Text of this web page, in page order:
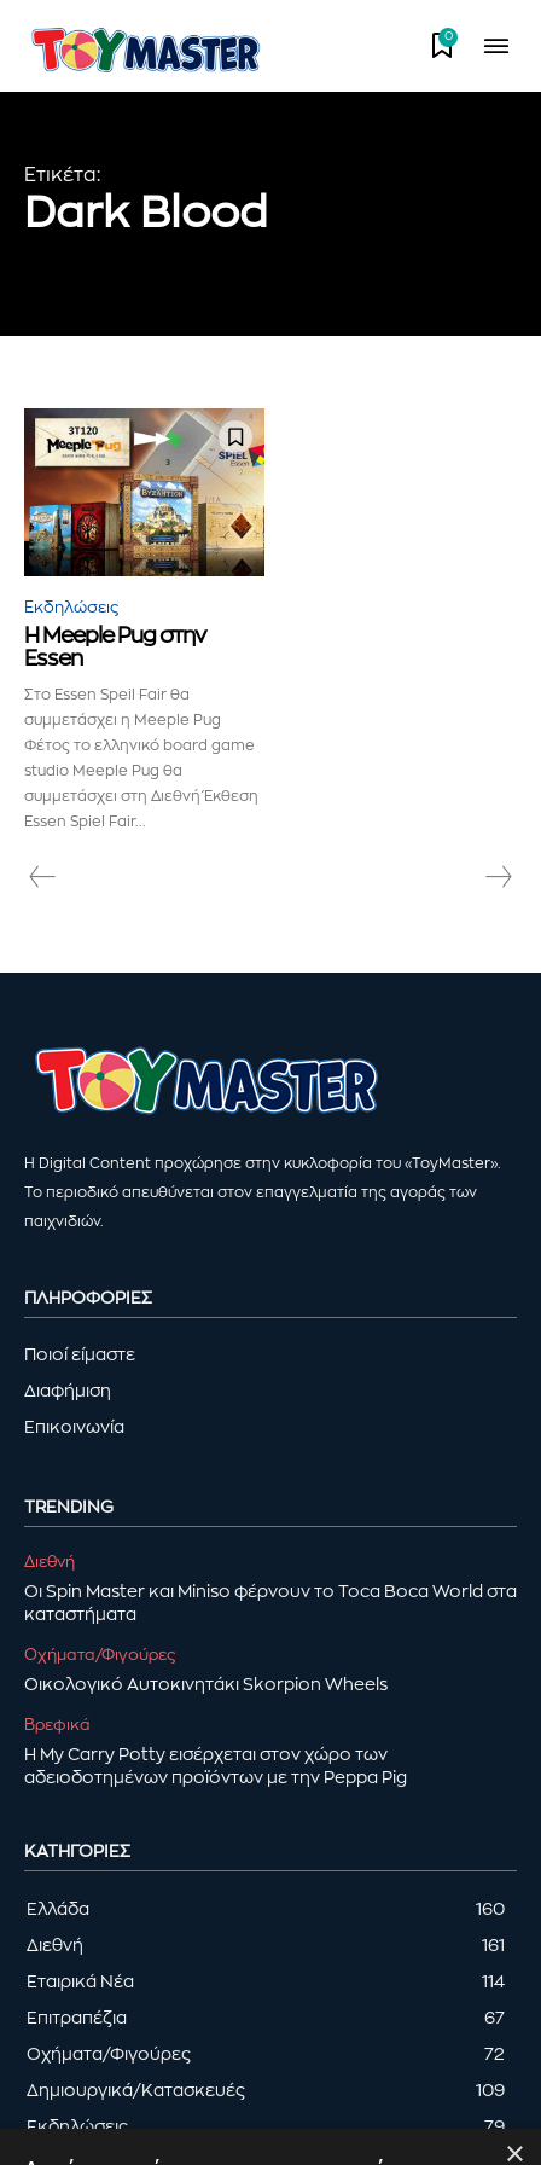
προϊόντα και τις εξελίξεις της
αγοράς.
Για να εγγραφείτε, απλώς εισάγετε τη διεύθυνση email σας
στον ιστότοπό μας ή κάντε κλικ στο κουμπί εγγραφής
παρακάτω. Μην ανησυχείτε, σεβόμαστε την ιδιωτικότητά σας
και δεν θα σας στείλουμε ανεπιθύμητα μηνύματα. Οι
πληροφορίες σας είναι ασφαλείς μαζί μας.
Διάβασα και αποδέχομαι την
0
Ετικέτα:
Dark Blood
Εκδηλώσεις
Η Meeple Pug στην
Essen
Στο Essen Speil Fair θα
συμμετάσχει η Meeple Pug
Φέτος το ελληνικό board game
studio Meeple Pug θα
συμμετάσχει στη Διεθνή Έκθεση
Essen Spiel Fair...
Η Digital Content προχώρησε στην κυκλοφορία του «ToyMaster».
Το περιοδικό απευθύνεται στον επαγγελματία της αγοράς των
παιχνιδιών.
ΠΛΗΡΟΦΟΡΙΕΣ
Ποιοί είμαστε
Διαφήμιση
Επικοινωνία
TRENDING
Διεθνή
Οι Spin Master και Miniso φέρνουν το Toca Boca World στα
καταστήματα
Οχήματα/Φιγούρες
Οικολογικό Αυτοκινητάκι Skorpion Wheels
Βρεφικά
Η My Carry Potty εισέρχεται στον χώρο των
αδειοδοτημένων προϊόντων με την Peppa Pig
ΚΑΤΗΓΟΡΊΕΣ
Ελλάδα 160
Διεθνή 161
Εταιρικά Νέα 114
Επιτραπέζια 67
Οχήματα/Φιγούρες 72
Δημιουργικά/Κατασκευές 109
Εκδηλώσεις 79
×